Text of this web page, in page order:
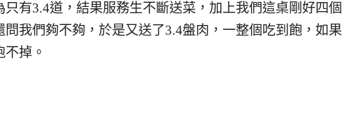
有3.4道，結果服務生不斷送菜，加上我們這桌剛好四個
我們夠不夠，於是又送了3.4盤肉，一整個吃到飽，如果
掉。